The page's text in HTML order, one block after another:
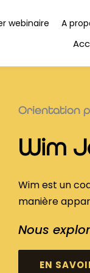
webinaire A
Orientation
Wim
Wim est un
manière
Nous
EN